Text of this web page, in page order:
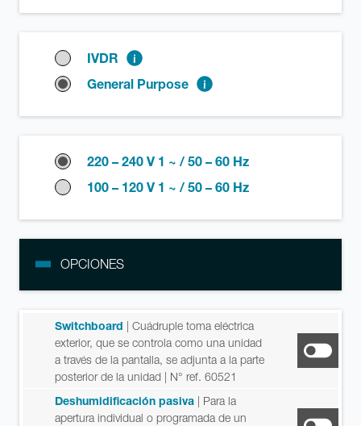
IVDR
General Purpose
220 – 240 V 1 ~ / 50 – 60 Hz
100 – 120 V 1 ~ / 50 – 60 Hz
OPCIONES
Switchboard | Cuádruple toma eléctrica
exterior, que se controla como una unidad
a través de la pantalla, se adjunta a la parte
posterior de la unidad | N° ref. 60521
Deshumidificación pasiva | Para la
apertura individual o programada de un